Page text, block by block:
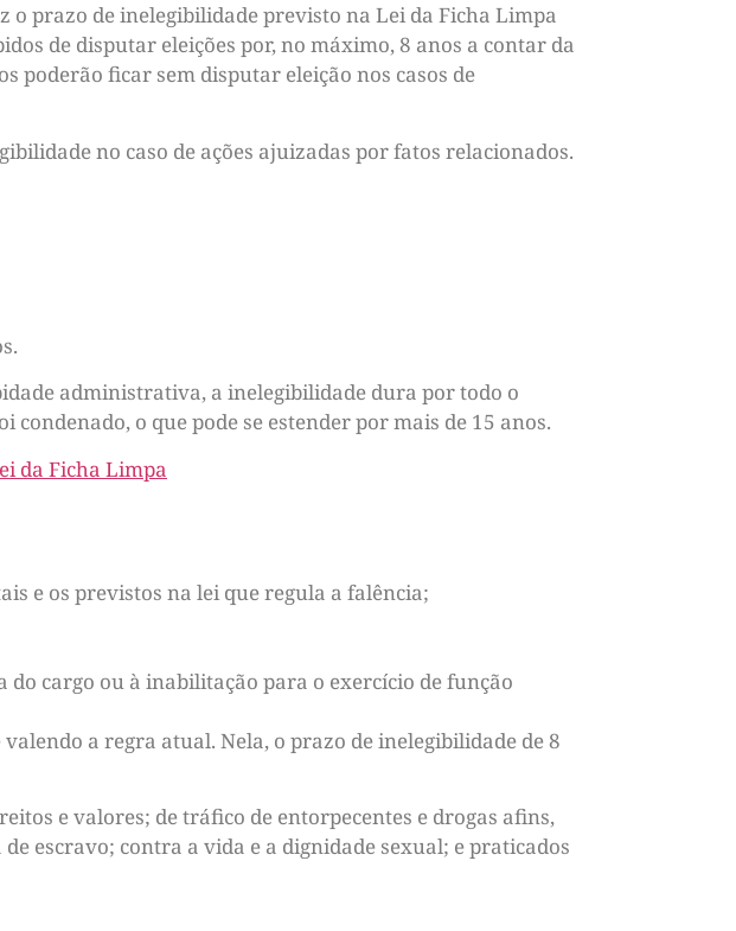
o prazo de inelegibilidade previsto na Lei da Ficha Limpa
de disputar eleições por, no máximo, 8 anos a contar da
poderão ficar sem disputar eleição nos casos de
no caso de ações ajuizadas por fatos relacionados.
administrativa, a inelegibilidade dura por todo o
o que pode se estender por mais de 15 anos.
da Ficha Limpa
e os previstos na lei que regula a falência;
do cargo ou à inabilitação para o exercício de função
a regra atual. Nela, o prazo de inelegibilidade de 8
e valores; de tráfico de entorpecentes e drogas afins,
escravo; contra a vida e a dignidade sexual; e praticados